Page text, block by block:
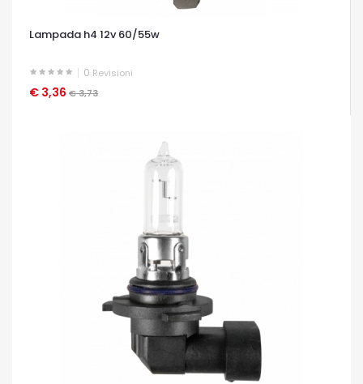
Lampada h4 12v 60/55w
0 Revisioni
€ 3,36 € 3,73
OCCHIATA VELOCE